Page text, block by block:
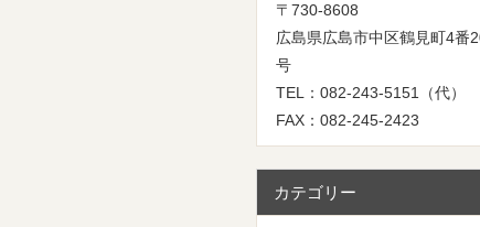
〒730-8608
広島県広島市中区鶴見町4番
号
TEL：082-243-5151（代）
FAX：082-245-2423
カテゴリー